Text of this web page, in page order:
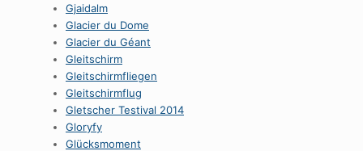
Gjaidalm
Glacier du Dome
Glacier du Géant
Gleitschirm
Gleitschirmfliegen
Gleitschirmflug
Gletscher Testival 2014
Gloryfy
Glücksmoment